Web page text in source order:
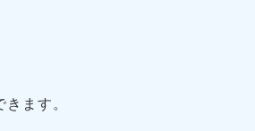
ます。